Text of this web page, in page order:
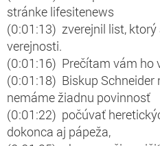
stránke lifesitenews
(0:01:13) zverejnil list, ktorý
verejnosti.
(0:01:16) Prečítam vám ho
(0:01:18) Biskup Schneider
nemáme žiadnu povinnosť
(0:01:22) počúvať
dokonca aj pápeža,